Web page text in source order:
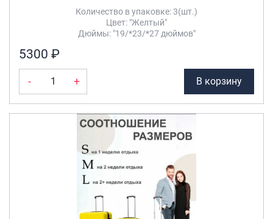
Количество в упаковке: 3(шт.)
Цвет: "Желтый"
Дюймы: "19/*23/*27 дюймов"
5300 ₽
- + В корзину